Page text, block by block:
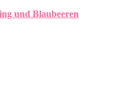
und Blaubeeren